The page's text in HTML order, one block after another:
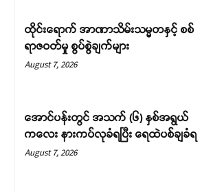
ထိုင်းရောက် အာဏာသိမ်းသမ္မတနှင့် စစ်
ရာဇဝတ်မှု စွပ်စွဲချက်များ
August 7, 2026
အောင်ပန်းတွင် အသက် (၆) နှစ်အရွယ်
ကလေး နားကပ်လုခံရပြီး ရေထဲပစ်ချခံရ
August 7, 2026